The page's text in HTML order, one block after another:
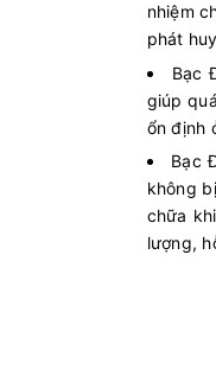
nhiệm
phát
Bạc
giúp
ổn định
Bạc
không
chữa
lượng,